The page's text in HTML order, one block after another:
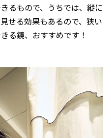
るもので、うちでは、縦に
せる効果もあるので、狭い
る鏡、おすすめです！